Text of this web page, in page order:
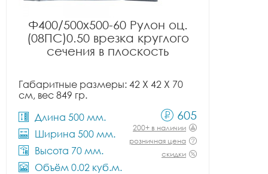
Ф400/500x500-60 Рулон оц.
(08ПС)0.50 врезка круглого
сечения в плоскость
Габаритные размеры: 42 X 42 X 70
см, вес 849 гр.
Длина 500 мм.
Ширина 500 мм.
Высота 70 мм.
Объём 0.02 куб.м.
605
200+ в наличии
розничная цена
скидки